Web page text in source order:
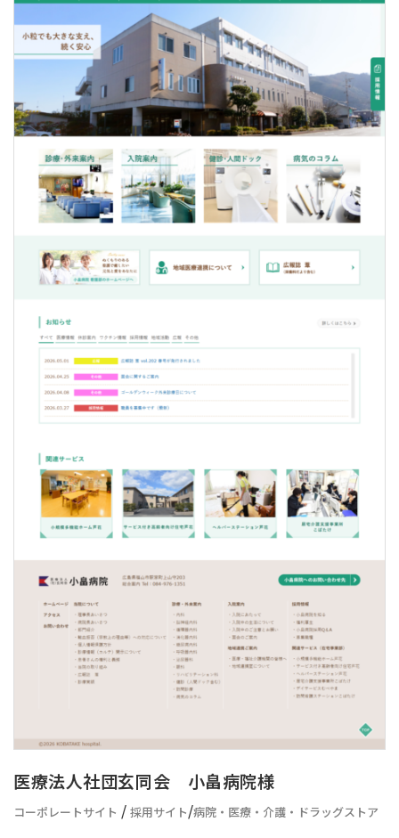
医療法人社団玄同会 小畠病院様
コーポレートサイト / 採用サイト/病院・医療・介護・ドラッグストア